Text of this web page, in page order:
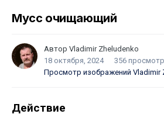
Мусс очищающий
Автор Vladimir Zheludenko
18 октября, 2024
356
Просмотр изображений Vladimir
Действие